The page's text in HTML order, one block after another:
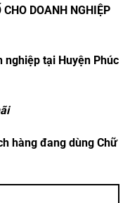
CHO DOANH NGHIỆP
nghiệp tại Huyện Phúc
hàng đang dùng Chữ